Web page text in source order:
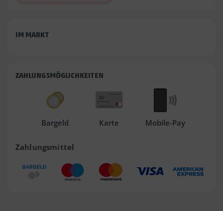
IM MARKT
ZAHLUNGSMÖGLICHKEITEN
Bargeld Karte Mobile-Pay
Zahlungsmittel